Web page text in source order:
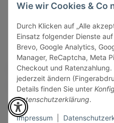
Wie wir Cookies & Co
Durch Klicken auf „Alle
Einsatz folgender Dienste
Brevo, Google Analytics,
Manager, ReCaptcha, Meta
Checkout und
jederzeit ändern
Details finden Sie unter
Datenschutzerklärung.
Impressum
Sicher bezahlen via: